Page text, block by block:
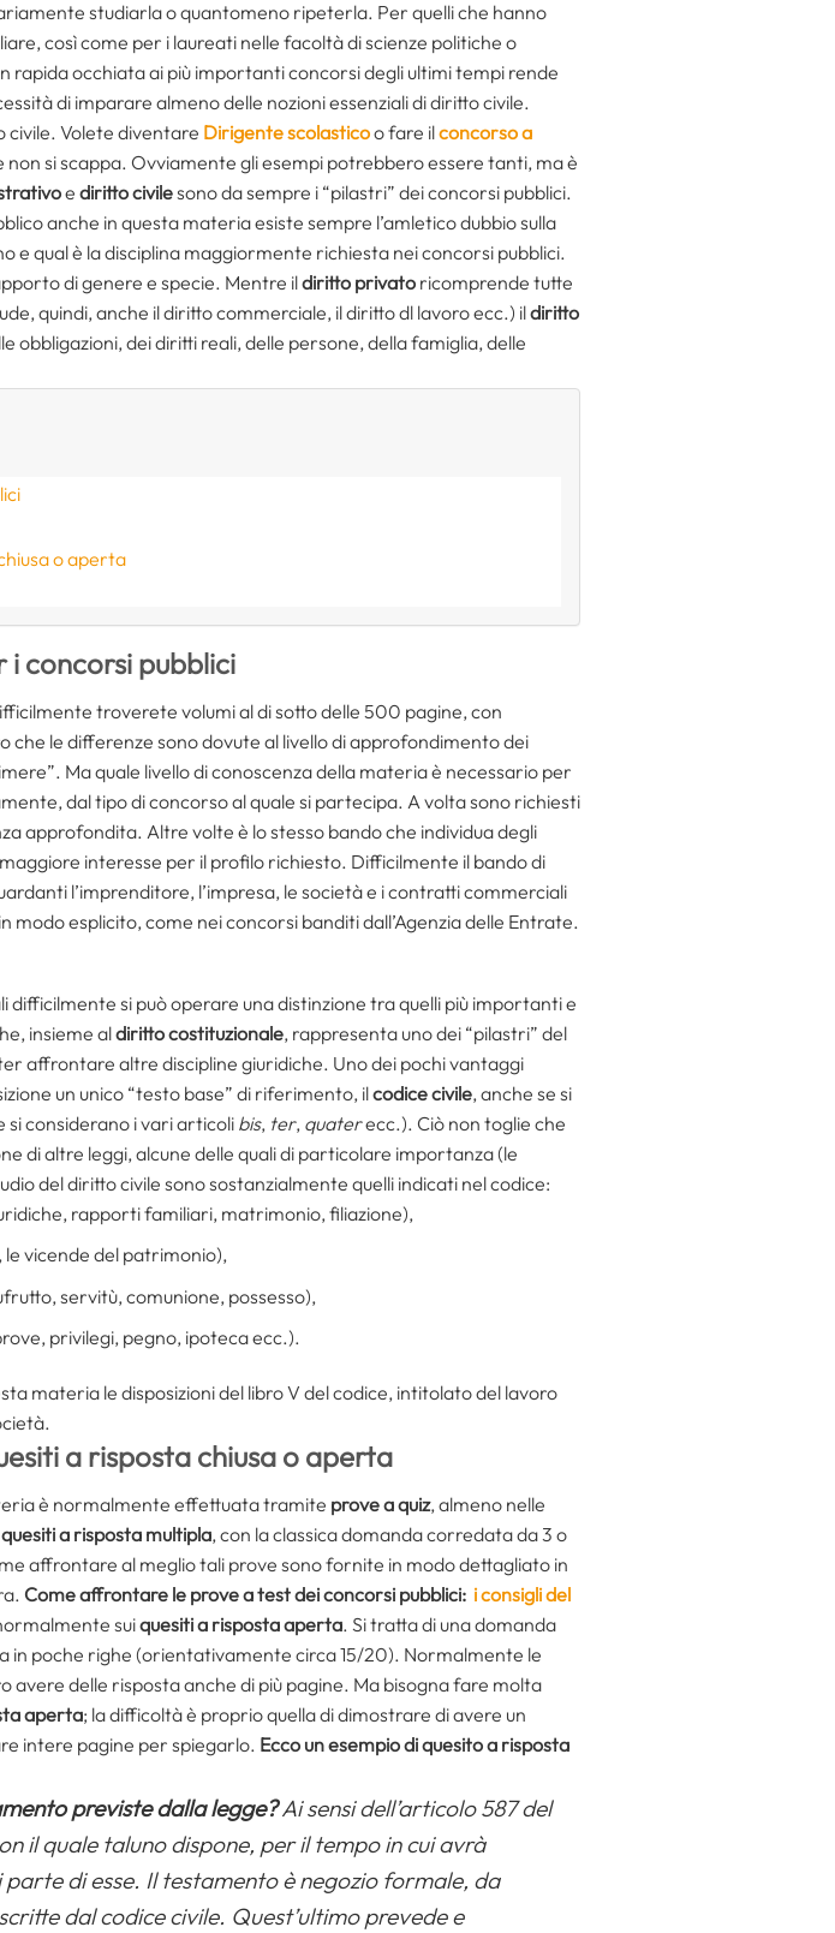
studiarla o quantomeno ripeterla. Per quelli che hanno
così come per i laureati nelle facoltà di scienze politiche o
rapida occhiata ai più importanti concorsi degli ultimi tempi rende
di imparare almeno delle nozioni essenziali di diritto civile.
civile. Volete diventare Dirigente scolasticoo fare ilconcorso a
si scappa. Ovviamente gli esempi potrebbero essere tanti, ma è
e diritto civilesono da sempre i “pilastri” dei concorsi pubblici.
anche in questa materia esiste sempre l’amletico dubbio sulla
e qual è la disciplina maggiormente richiesta nei concorsi pubblici.
di genere e specie. Mentre ildiritto privato ricomprende tutte
quindi, anche il diritto commerciale, il diritto dl lavoro ecc.) ildiritto
dei diritti reali, delle persone, della famiglia, delle
o aperta
concorsi pubblici
troverete volumi al di sotto delle 500 pagine, con
le differenze sono dovute al livello di approfondimento dei
Ma quale livello di conoscenza della materia è necessario per
dal tipo di concorso al quale si partecipa. A volta sono richiesti
approfondita. Altre volte è lo stesso bando che individua degli
interesse per il profilo richiesto. Difficilmente il bando di
l’imprenditore, l’impresa, le società e i contratti commerciali
modo esplicito, come nei concorsi banditi dall’Agenzia delle Entrate.
si può operare una distinzione tra quelli più importanti e
insieme aldiritto costituzionale, rappresenta uno dei “pilastri” del
affrontare altre discipline giuridiche. Uno dei pochi vantaggi
un unico “testo base” di riferimento, ilcodice civile, anche se si
considerano i vari articoli bis, ter, quaterecc.). Ciò non toglie che
di altre leggi, alcune delle quali di particolare importanza (le
del diritto civile sono sostanzialmente quelli indicati nel codice:
rapporti familiari, matrimonio, filiazione),
vicende del patrimonio),
servitù, comunione, possesso),
privilegi, pegno, ipoteca ecc.).
materia le disposizioni del libro V del codice, intitolato del lavoro
a risposta chiusa o aperta
è normalmente effettuata tramite prove a quiz, almeno nelle
quesiti a risposta multipla, con la classica domanda corredata da 3 o
affrontare al meglio tali prove sono fornite in modo dettagliato in
Come affrontare le prove a test dei concorsi pubblici: i consigli del
suiquesiti a risposta aperta. Si tratta di una domanda
in poche righe (orientativamente circa 15/20). Normalmente le
delle risposta anche di più pagine. Ma bisogna fare molta
aperta; la difficoltà è proprio quella di dimostrare di avere un
intere pagine per spiegarlo. Ecco un esempio di quesito a risposta
previste dalla legge?Ai sensi dell’articolo 587 del
il quale taluno dispone, per il tempo in cui avrà
di esse. Il testamento ènegozio formale, da
dal codice civile. Quest’ultimo prevede e